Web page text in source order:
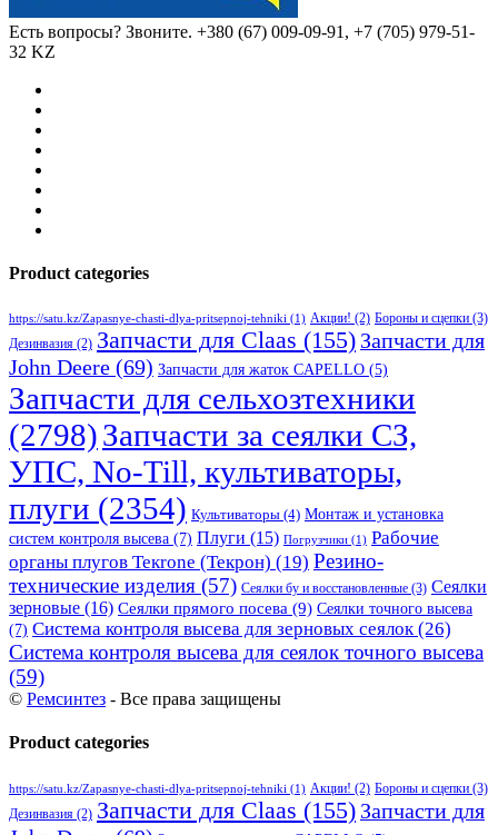
Есть вопросы? Звоните. +380 (67) 009-09-91, +7 (705) 979-51-
32 KZ
Product categories
https://satu.kz/Zapasnye-chasti-dlya-pritsepnoj-tehniki (1) Акции! (2) Бороны и сцепки (3)
Дезинвазия (2) Запчасти для Claas (155) Запчасти для
John Deere (69) Запчасти для жаток CAPELLO (5)
Запчасти для сельхозтехники
(2798)Запчасти за сеялки СЗ,
УПС, No-Till, культиваторы,
плуги (2354) Культиваторы (4) Монтаж и установка
систем контроля высева (7) Плуги (15) Погрузчики (1) Рабочие
органы плугов Текrоne (Текрон) (19) Резино-
технические изделия (57) Сеялки бу и восстановленные (3) Сеялки
зерновые (16) Сеялки прямого посева (9) Сеялки точного высева
(7) Система контроля высева для зерновых сеялок(26)
Система контроля высева для сеялок точного высева
(59)
© Ремсинтез - Все права защищены
Product categories
https://satu.kz/Zapasnye-chasti-dlya-pritsepnoj-tehniki (1) Акции! (2) Бороны и сцепки (3)
Дезинвазия (2) Запчасти для Claas (155) Запчасти для